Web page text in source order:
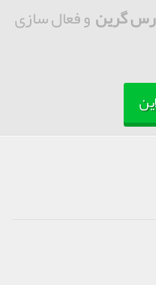
گرینو فعال سازی